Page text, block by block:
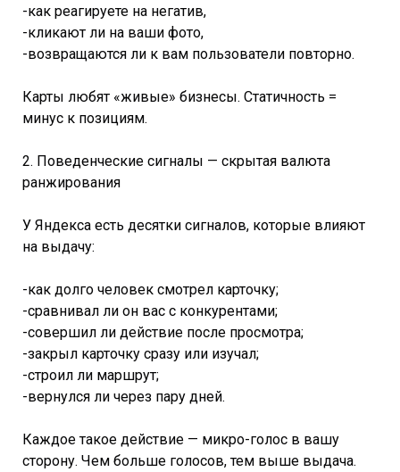
-как реагируете на негатив,
-кликают ли на ваши фото,
-возвращаются ли к вам пользователи повторно.
Карты любят «живые» бизнесы. Статичность =
минус к позициям.
2. Поведенческие сигналы — скрытая валюта
ранжирования
У Яндекса есть десятки сигналов, которые влияют
на выдачу:
-как долго человек смотрел карточку;
-сравнивал ли он вас с конкурентами;
-совершил ли действие после просмотра;
-закрыл карточку сразу или изучал;
-строил ли маршрут;
-вернулся ли через пару дней.
Каждое такое действие — микро-голос в вашу
сторону. Чем больше голосов, тем выше выдача.